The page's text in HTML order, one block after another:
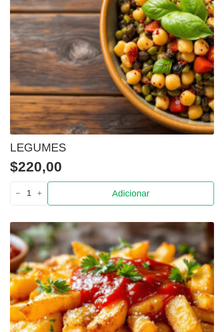
LEGUMES
$220,00
Quantidade
de
Legumes
Adicionar